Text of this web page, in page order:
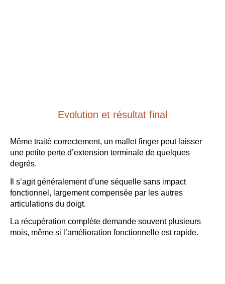
Evolution et résultat final
Même traité correctement, un mallet finger peut laisser
une petite perte d’extension terminale de quelques
degrés.
Il s’agit généralement d’une séquelle sans impact
fonctionnel, largement compensée par les autres
articulations du doigt.
La récupération complète demande souvent plusieurs
mois, même si l’amélioration fonctionnelle est rapide.